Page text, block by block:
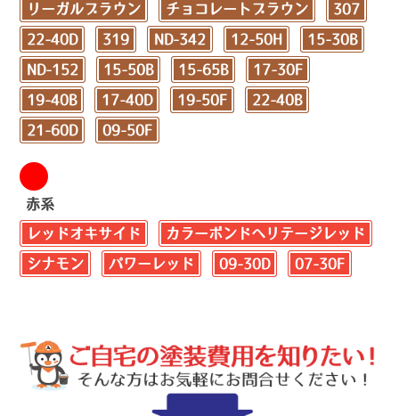
リーガルブラウン チョコレートブラウン 307
22-40D 319 ND-342 12-50H 15-30B
ND-152 15-50B 15-65B 17-30F
19-40B 17-40D 19-50F 22-40B
21-60D 09-50F
赤系
レッドオキサイド カラーボンドヘリテージレッド
シナモン パワーレッド 09-30D 07-30F